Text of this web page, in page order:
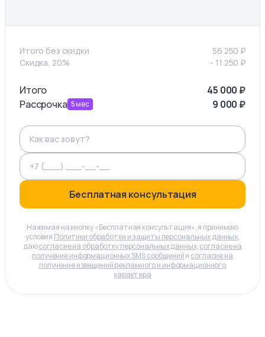
Итого без скидки 56 250 ₽
Скидка, 20%
- 11 250 ₽
Итого 45 000 ₽
Рассрочка 5мес 9 000 ₽
Бесплатная консультация
Нажимая на кнопку «Бесплатная консультация», я принимаю
условия Политики обработки и защиты персональных данных,
даюсогласие на обработку персональных данных,согласие на
получение информационных SMS сообщенийи согласие на
получение извещений рекламного и информационного
характера